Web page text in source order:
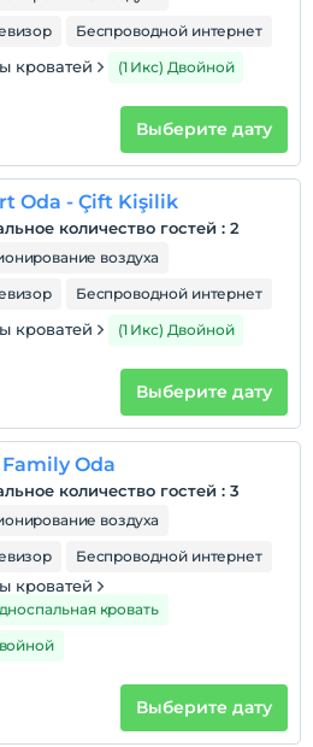
не взимается.
в возрасте до 6 на номер
Беспроводной интернет
кроватей (1 Икс) Двойной
Выберите дату
Oda - Çift Kişilik
количество гостей : 2
воздуха
Беспроводной интернет
кроватей (1 Икс) Двойной
Выберите дату
Oda
количество гостей : 3
воздуха
Беспроводной интернет
кроватей
кровать
Выберите дату